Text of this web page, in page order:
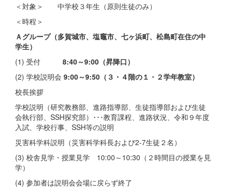
＜対象＞ 中学校３年生（原則生徒のみ）
＜時程＞
Ａグループ（多賀城市、塩竈市、七ヶ浜町、松島町在住の中
学生）
(1) 受付 8:40～9:00（昇降口）
(2) 学校説明会 9:00～9:50（３・４階の１・２学年教室）
校長挨拶
学校説明（研究教務部、進路指導部、生徒指導部および生徒
会執行部、SSH探究部）･･･教育課程、進路状況、令和９年度
入試、学校行事、SSH等の説明
災害科学科説明（災害科学科長および2-7生徒２名）
(3) 校舎見学・授業見学 10:00～10:30（２時間目の授業を見
学）
(4) 参加者は説明会会場に戻らず終了